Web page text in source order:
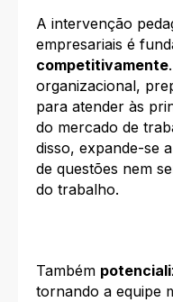
A intervenção
empresariais é
competitivamente
organizacional,
para atender às
do mercado de
disso, expande-se
de questões nem
do trabalho.
Também
tornando a equipe